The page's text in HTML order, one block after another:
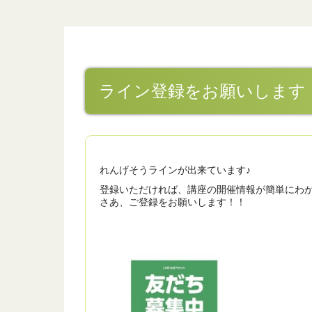
ライン登録をお願いします
れんげそうラインが出来ています♪
登録いただければ、講座の開催情報が簡単にわか
さあ、ご登録をお願いします！！